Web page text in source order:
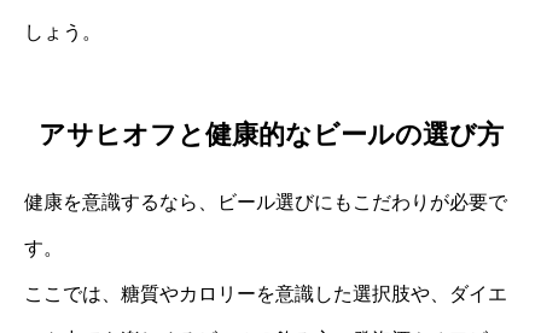
しょう。
アサヒオフと健康的なビールの選び方
健康を意識するなら、ビール選びにもこだわりが必要で
す。
ここでは、糖質やカロリーを意識した選択肢や、ダイエ